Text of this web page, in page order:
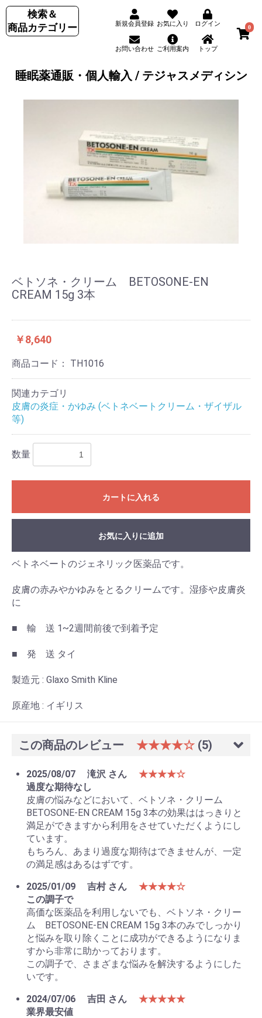
検索＆
商品カテゴリー
新規会員登録 お気に入り ログイン
お問い合わせ ご利用案内 トップ
0
睡眠薬通販・個人輸入 / テジャスメディシン
ベトソネ・クリーム BETOSONE-EN
CREAM 15g 3本
￥8,640
商品コード： TH1016
関連カテゴリ
皮膚の炎症・かゆみ (ベトネベートクリーム・ザイザル
等)
数量
カートに入れる
お買い物を続ける
お気に入りに追加
ベトネベートのジェネリック医薬品です。
皮膚の赤みやかゆみをとるクリームです。湿疹や皮膚炎
に
■ 輸 送 1~2週間前後で到着予定
■ 発 送 タイ
製造元 : Glaxo Smith Kline
原産地 : イギリス
この商品のレビュー ★★★★☆ (5)
2025/08/07 滝沢 さん
★★★★☆
過度な期待なし
皮膚の悩みなどにおいて、ベトソネ・クリーム
BETOSONE-EN CREAM 15g 3本の効果ははっきりと
満足ができますから利用をさせていただくようにし
ています。
もちろん、あまり過度な期待はできませんが、一定
の満足感はあるはずです。
2025/01/09
吉村 さん
★★★★☆
この調子で
高価な医薬品を利用しないでも、ベトソネ・クリー
ム BETOSONE-EN CREAM 15g 3本のみでしっかり
と悩みを取り除くことに成功ができるようになりま
すから非常に助かっております。
この調子で、さまざまな悩みを解決するようにした
いです。
2024/07/06
吉田 さん
★★★★★
業界最安値